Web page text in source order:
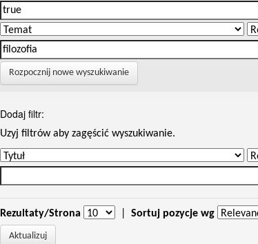
Rozpocznij nowe wyszukiwanie
Dodaj filtr:
Uzyj filtrów aby zagęścić wyszukiwanie.
Rezultaty/Strona Sortuj pozycje wg